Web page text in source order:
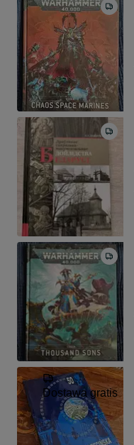
Dostawa gratis